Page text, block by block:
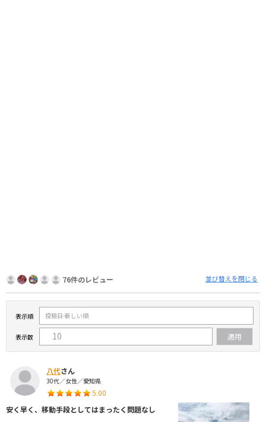
76件のレビュー 並び替えを閉じる
表示順
表示数
八代さん
30代／女性／愛知県
5.00
安く早く、移動手段としてはまったく問題なし